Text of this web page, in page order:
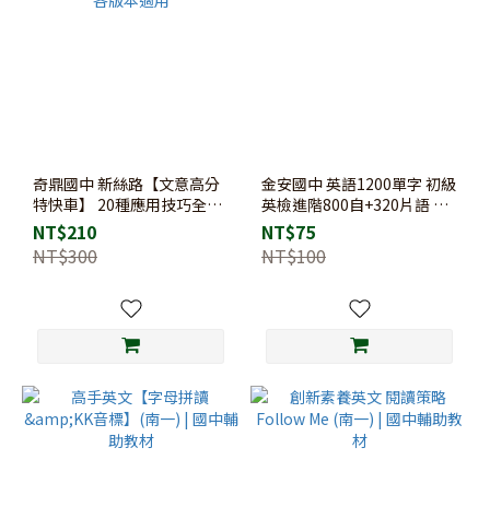
奇鼎國中 新絲路【文意高分
特快車】 20種應用技巧全攻
略 各版本適用
NT$210
NT$300
金安國中 英語1200單字 初級
英檢進階800自+320片語 練
習簿
NT$75
NT$100